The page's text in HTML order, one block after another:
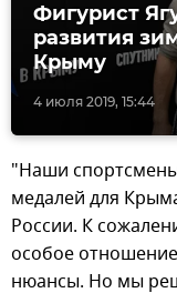
4 июля 2019, 15:44
Фигурист
развития
Крыму
"Наши
медалей для
России. К
особое
нюансы. Но мы